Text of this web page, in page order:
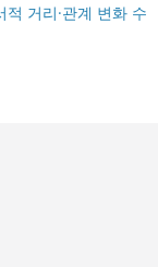
거리·관계 변화 수